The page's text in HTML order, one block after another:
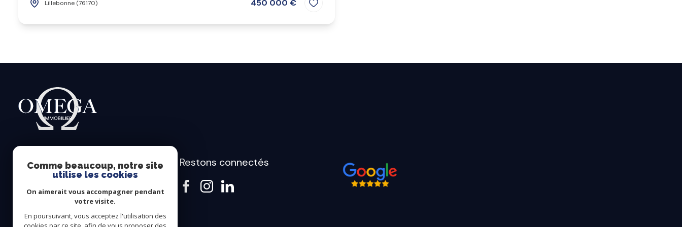
Lillebonne (76170) 450 000 €
Omega Immobilier
lehavre@omegaimmobilier.com
76600 LE HAVRE
Restons connectés
Comme beaucoup, notre site
utilise les cookies
On aimerait vous accompagner pendant
votre visite.
En poursuivant, vous acceptez l'utilisation des